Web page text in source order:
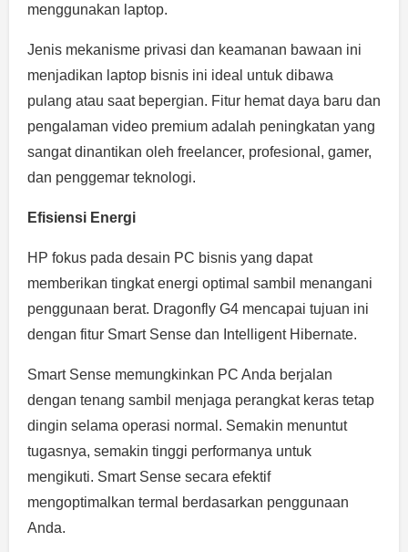
menggunakan laptop.
Jenis mekanisme privasi dan keamanan bawaan ini
menjadikan laptop bisnis ini ideal untuk dibawa
pulang atau saat bepergian. Fitur hemat daya baru dan
pengalaman video premium adalah peningkatan yang
sangat dinantikan oleh freelancer, profesional, gamer,
dan penggemar teknologi.
Efisiensi Energi
HP fokus pada desain PC bisnis yang dapat
memberikan tingkat energi optimal sambil menangani
penggunaan berat. Dragonfly G4 mencapai tujuan ini
dengan fitur Smart Sense dan Intelligent Hibernate.
Smart Sense memungkinkan PC Anda berjalan
dengan tenang sambil menjaga perangkat keras tetap
dingin selama operasi normal. Semakin menuntut
tugasnya, semakin tinggi performanya untuk
mengikuti. Smart Sense secara efektif
mengoptimalkan termal berdasarkan penggunaan
Anda.